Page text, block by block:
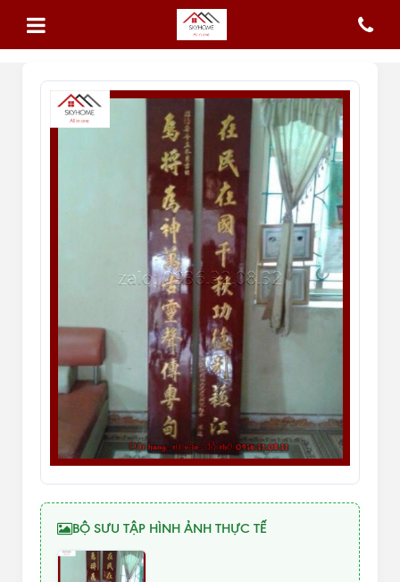
BỘ SƯU TẬP HÌNH ẢNH THỰC TẾ